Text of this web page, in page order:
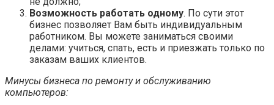
Возможность работать одному. По сути этот
бизнес позволяет Вам быть индивидуальным
работником. Вы можете заниматься своими
делами: учиться, спать, есть и приезжать только по
заказам ваших клиентов.
Минусы бизнеса по ремонту и обслуживанию
компьютеров: